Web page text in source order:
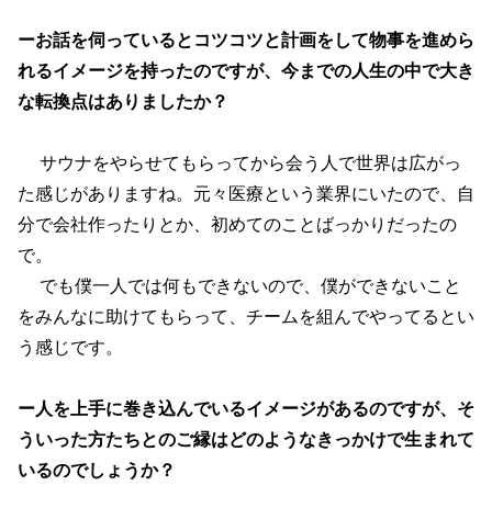
ーお話を伺っているとコツコツと計画をして物事を進めら
れるイメージを持ったのですが、今までの人生の中で大き
な転換点はありましたか？
サウナをやらせてもらってから会う人で世界は広がっ
た感じがありますね。元々医療という業界にいたので、自
分で会社作ったりとか、初めてのことばっかりだったの
で。
でも僕一人では何もできないので、僕ができないこと
をみんなに助けてもらって、チームを組んでやってるとい
う感じです。
ー人を上手に巻き込んでいるイメージがあるのですが、そ
ういった方たちとのご縁はどのようなきっかけで生まれて
いるのでしょうか？